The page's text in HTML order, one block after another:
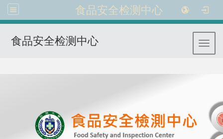
食品安全检测中心
食品安全检测中心